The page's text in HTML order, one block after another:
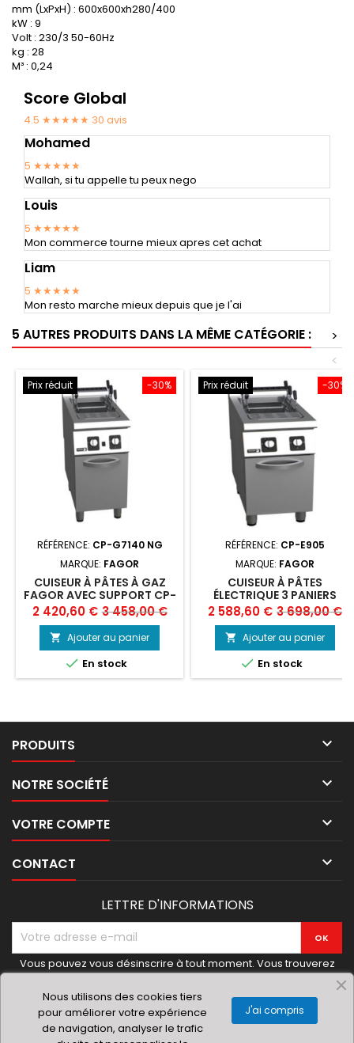
mm (LxPxH) : 600x600xh280/400
kW : 9
Volt : 230/3 50-60Hz
kg : 28
M³ : 0,24
Score Global
4.5 ★★★★★ 30 avis
Mohamed
5 ★★★★★
Wallah, si tu appelle tu peux nego
Louis
5 ★★★★★
Mon commerce tourne mieux apres cet achat
Liam
5 ★★★★★
Mon resto marche mieux depuis que je l'ai
5 AUTRES PRODUITS DANS LA MÊME CATÉGORIE :
>
<
-30%
Prix réduit
RÉFÉRENCE: CP-G7140 NG
MARQUE: FAGOR
CUISEUR À PÂTES À GAZ
FAGOR AVEC SUPPORT CP-
G7140
Prix
2 420,60 € Prix
de
base
3 458,00 €
 Ajouter au panier
 En stock
-30%
Prix réduit
RÉFÉRENCE: CP-E905
MARQUE: FAGOR
CUISEUR À PÂTES
ÉLECTRIQUE 3 PANIERS
FAGOR
Prix
2 588,60 € Prix
de
base
3 698,00 €
 Ajouter au panier
 En stock
PRODUITS 
NOTRE SOCIÉTÉ 
VOTRE COMPTE 
CONTACT 
LETTRE D'INFORMATIONS
Vous pouvez vous désinscrire à tout moment. Vous trouverez
pour cela nos informations de contact dans les conditions
d'utilisation du site.
Nous utilisons des cookies tiers
pour améliorer votre expérience
de navigation, analyser le trafic
J'ai compris